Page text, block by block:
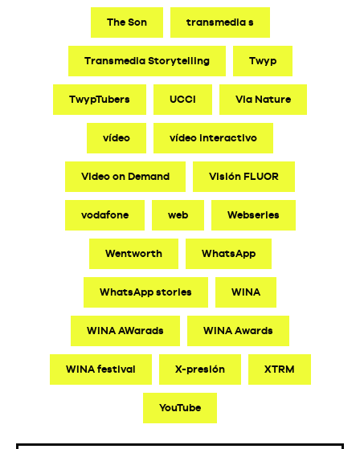
The Son transmedia s
Transmedia Storytelling Twyp
TwypTubers UCCI Via Nature
vídeo vídeo interactivo
Video on Demand Visión FLUOR
vodafone web Webseries
Wentworth WhatsApp
WhatsApp stories WINA
WINA AWarads WINA Awards
WINA festival X-presión XTRM
YouTube